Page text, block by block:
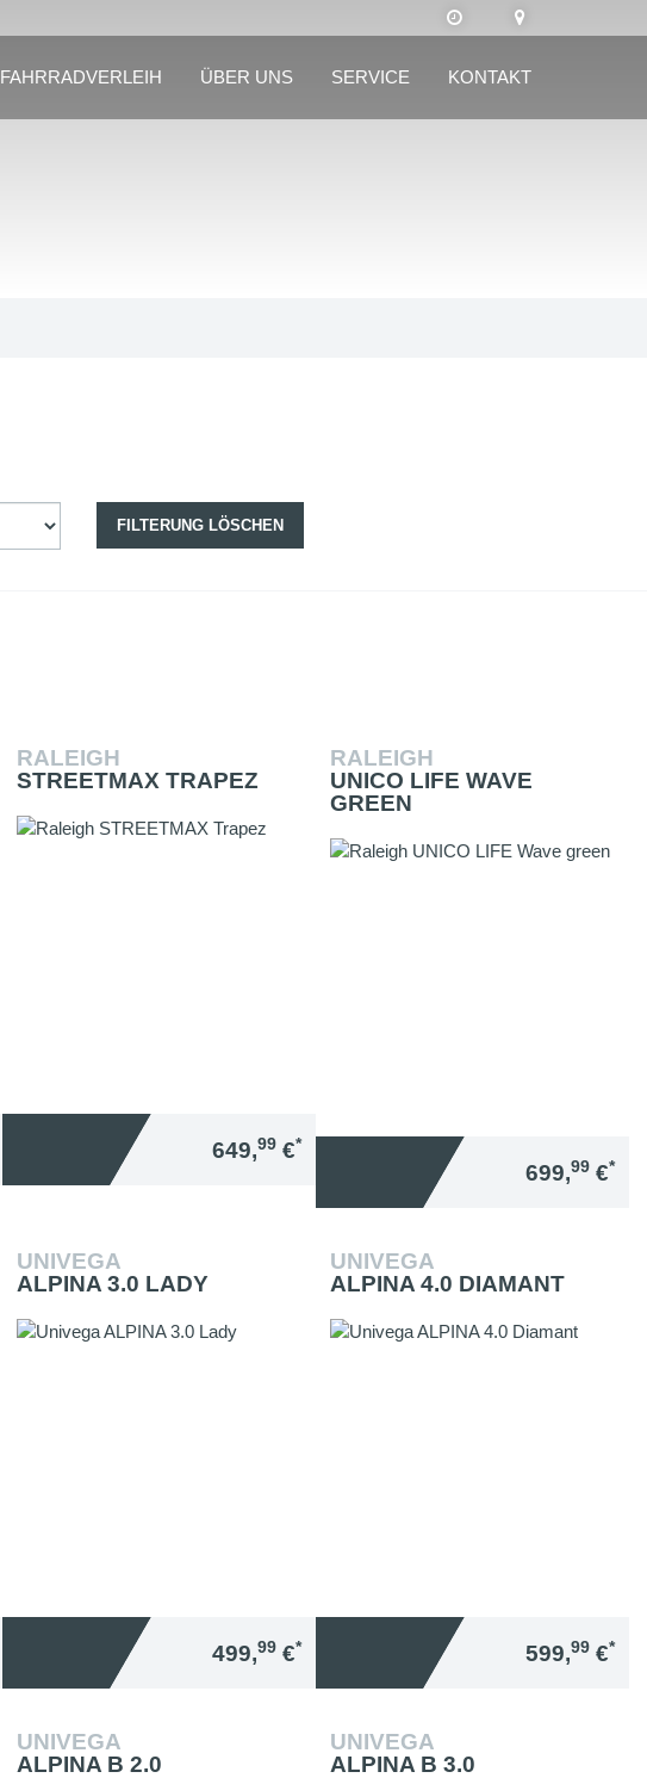
FAHRRADVERLEIH ÜBER UNS SERVICE KONTAKT
FILTERUNG LÖSCHEN
RALEIGH
STREETMAX TRAPEZ
649,99 €*
RALEIGH
UNICO LIFE WAVE
GREEN
699,99€*
UNIVEGA
ALPINA 3.0 LADY
499,99 €*
UNIVEGA
ALPINA 4.0 DIAMANT
599,99€*
UNIVEGA
ALPINA B 2.0
UNIVEGA
ALPINA B 3.0